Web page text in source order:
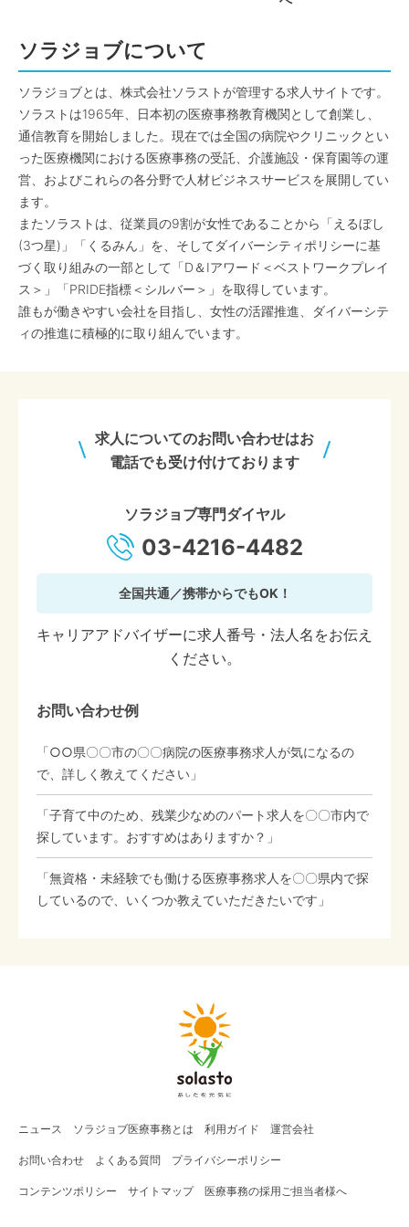
ソラジョブについて
ソラジョブとは、株式会社ソラストが管理する求人サイトです。
ソラストは1965年、日本初の医療事務教育機関として創業し、
通信教育を開始しました。現在では全国の病院やクリニックとい
った医療機関における医療事務の受託、介護施設・保育園等の運
営、およびこれらの各分野で人材ビジネスサービスを展開してい
ます。
またソラストは、従業員の9割が女性であることから「えるぼし
(3つ星)」「くるみん」を、そしてダイバーシティポリシーに基
づく取り組みの一部として「D＆Iアワード＜ベストワークプレイ
ス＞」「PRIDE指標＜シルバー＞」を取得しています。
誰もが働きやすい会社を目指し、女性の活躍推進、ダイバーシテ
ィの推進に積極的に取り組んでいます。
求人についてのお問い合わせはお
電話でも受け付けております
ソラジョブ専門ダイヤル
03-4216-4482
全国共通／携帯からでもOK！
キャリアアドバイザーに求人番号・法人名をお伝え
ください。
お問い合わせ例
「○○県〇〇市の〇〇病院の医療事務求人が気になるの
で、詳しく教えてください」
「子育て中のため、残業少なめのパート求人を〇〇市内で
探しています。おすすめはありますか？」
「無資格・未経験でも働ける医療事務求人を〇〇県内で探
しているので、いくつか教えていただきたいです」
ニュース ソラジョブ医療事務 とは 利用ガイド 運営会社
お問い合わせ よくある質問 プライバシーポリシー
コンテンツポリシー サイトマップ 医療事務の採用ご担当者様へ